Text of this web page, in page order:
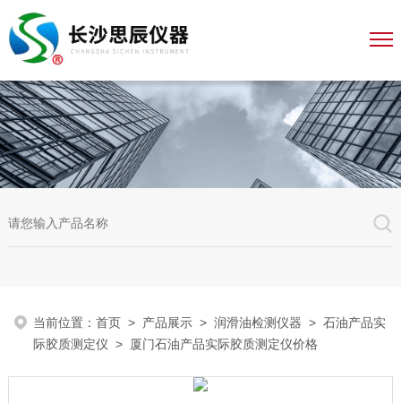
当前位置：首页 > 产品展示 >润滑油检测仪器 >石油产品实
际胶质测定仪 > 厦门石油产品实际胶质测定仪价格